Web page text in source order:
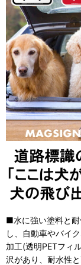
■水に強い塗料と耐
し、自動車やバイ
加工(透明PETフィ
沢があり、耐水性